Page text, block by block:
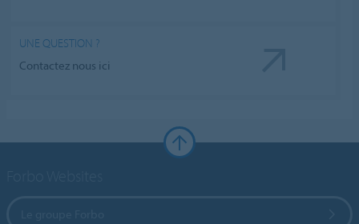
UNE QUESTION ?
Contactez nous ici